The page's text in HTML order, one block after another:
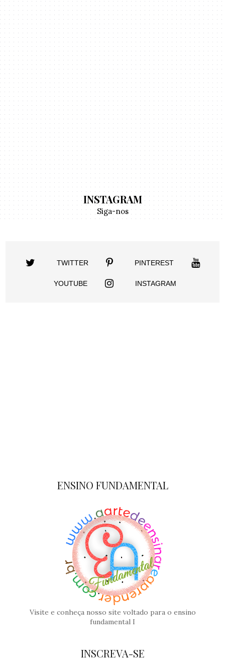
INSTAGRAM
Siga-nos
TWITTER PINTEREST
YOUTUBE INSTAGRAM
ENSINO FUNDAMENTAL
Visite e conheça nosso site voltado para o ensino
fundamental I
INSCREVA-SE